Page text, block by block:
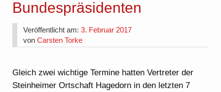
Bundespräsidenten
Veröffentlicht am:3. Februar 2017
vonCarsten Torke
Gleich zwei wichtige Termine hatten Vertreter der
Steinheimer Ortschaft Hagedorn in den letzten 7